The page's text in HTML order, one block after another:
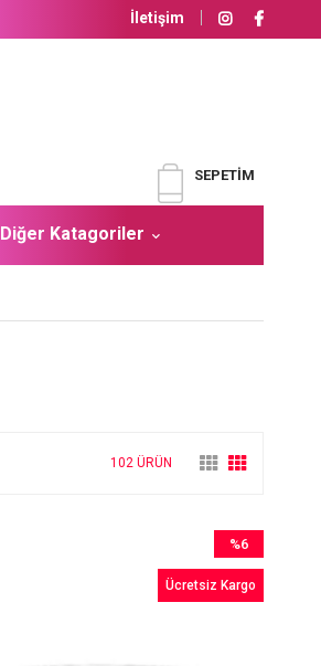
İletişim
SEPETIM
Diğer Katagoriler
102 ÜRÜN
%6
İndirim
%6İndirim
Ücretsiz Kargo